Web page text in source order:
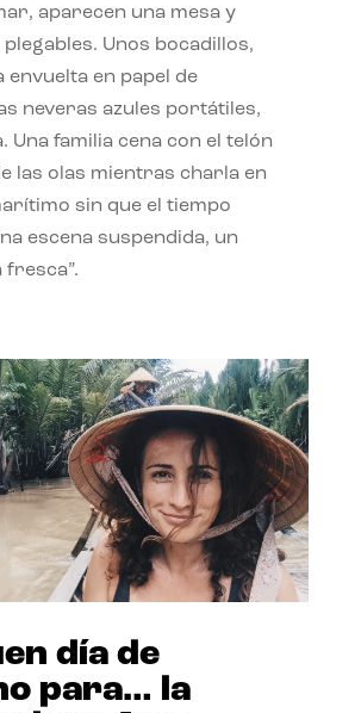
aparecen una mesa y
plegables. Unos bocadillos,
envuelta en papel de
neveras azules portátiles,
Una familia cena con el telón
las olas mientras charla en
sin que el tiempo
escena suspendida, un
fresca”.
día de
para… la